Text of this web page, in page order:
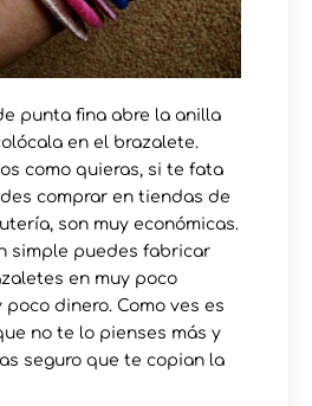
punta fina abre la anilla
en el brazalete.
como quieras, si te fata
comprar en tiendas de
son muy económicas.
simple puedes fabricar
en muy poco
dinero. Como ves es
no te lo pienses más y
seguro que te copian la